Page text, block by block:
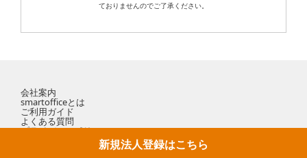
新規法人登録はこちら
ておりませんのでご了承ください。
会社案内
smartofficeとは
ご利用ガイド
よくある質問
プライバシーポリシー